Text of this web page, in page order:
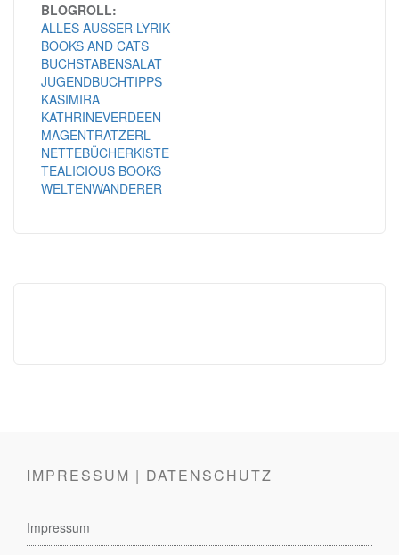
BLOGROLL:
ALLES AUSSER LYRIK
BOOKS AND CATS
BUCHSTABENSALAT
JUGENDBUCHTIPPS
KASIMIRA
KATHRINEVERDEEN
MAGENTRATZERL
NETTEBÜCHERKISTE
TEALICIOUS BOOKS
WELTENWANDERER
IMPRESSUM | DATENSCHUTZ
Impressum